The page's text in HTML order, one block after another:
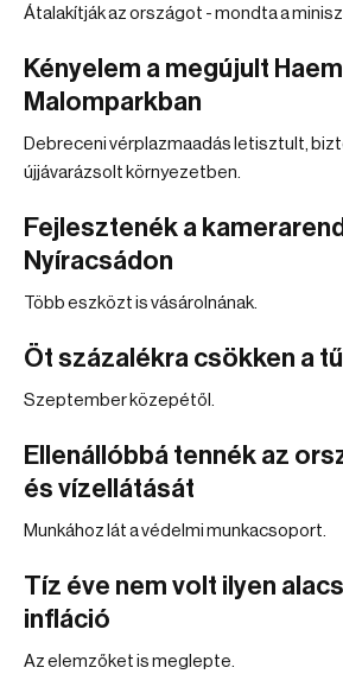
Átalakítják az országot - mondta a
Kényelem a megújult
Malomparkban
Debreceni vérplazmaadás letisztult,
újjávarázsolt környezetben.
Fejlesztenék a
Nyíracsádon
Több eszközt is vásárolnának.
Öt százalékra csökken a
Szeptember közepétől.
Ellenállóbbá tennék az
és vízellátását
Munkához lát a védelmi munkacsoport.
Tíz éve nem volt ilyen
infláció
Az elemzőket is meglepte.